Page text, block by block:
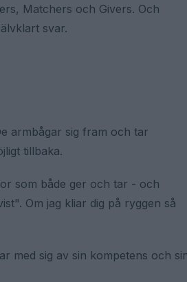
Matchers och Givers. Och
svar.
armbågar sig fram och tar
tillbaka.
som både ger och tar - och
Om jag kliar dig på ryggen så
med sig av sin kompetens och